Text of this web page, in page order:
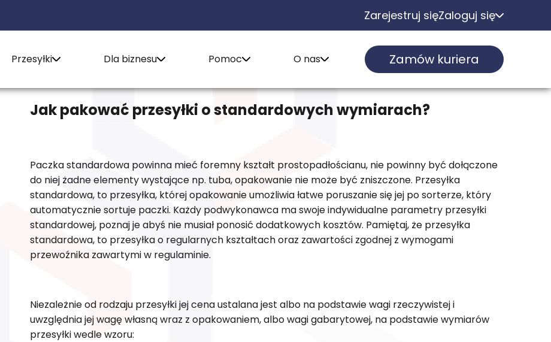
Zarejestruj sięZaloguj się
Przesyłki Dla biznesu Pomoc O nas Zamów kuriera
Jak pakować przesyłki o standardowych wymiarach?
Paczka standardowa powinna mieć foremny kształt prostopadłościanu, nie powinny być dołączone
do niej żadne elementy wystające np. tuba, opakowanie nie może być zniszczone. Przesyłka
standardowa, to przesyłka, której opakowanie umożliwia łatwe poruszanie się jej po sorterze, który
automatycznie sortuje paczki. Każdy podwykonawca ma swoje indywidualne parametry przesyłki
standardowej, poznaj je abyś nie musiał ponosić dodatkowych kosztów. Pamiętaj, że przesyłka
standardowa, to przesyłka o regularnych kształtach oraz zawartości zgodnej z wymogami
przewoźnika zawartymi w regulaminie.
Niezależnie od rodzaju przesyłki jej cena ustalana jest albo na podstawie wagi rzeczywistej i
uwzględnia jej wagę własną wraz z opakowaniem, albo wagi gabarytowej, na podstawie wymiarów
przesyłki wedle wzoru: